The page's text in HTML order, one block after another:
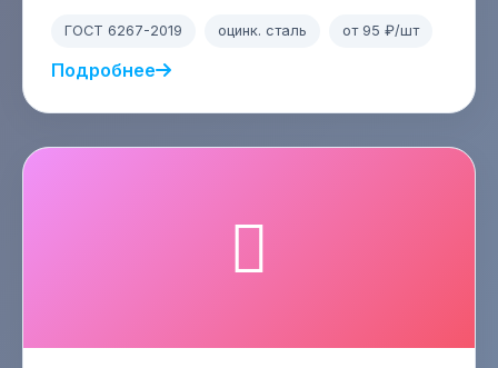
ГОСТ 6267-2019 оцинк. сталь от 95 ₽/шт
Подробнее